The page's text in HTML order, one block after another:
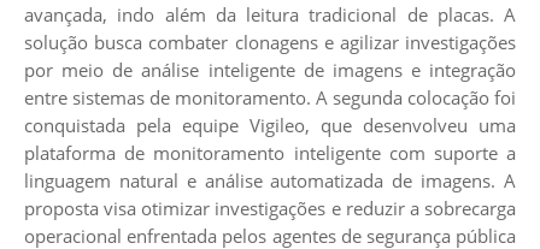
avançada, indo além da leitura tradicional de placas. A
solução busca combater clonagens e agilizar investigações
por meio de análise inteligente de imagens e integração
entre sistemas de monitoramento. A segunda colocação foi
conquistada pela equipe Vigileo, que desenvolveu uma
plataforma de monitoramento inteligente com suporte a
linguagem natural e análise automatizada de imagens. A
proposta visa otimizar investigações e reduzir a sobrecarga
operacional enfrentada pelos agentes de segurança pública